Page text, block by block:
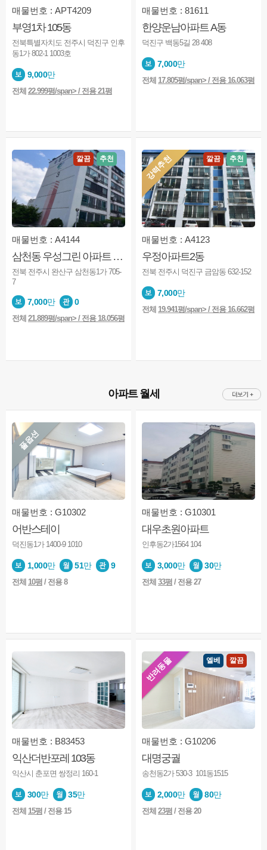
매물번호 : APT4209
부영1차 105동
전북특별자치도 전주시 덕진구 인후
동1가 802-1 1003호
9,000만
전체 22.999평/span> / 전용 21평
매물번호 : 81611
한양운남아파트 A동
덕진구 백동5길 28 408
7,000만
전체 17.805평/span> / 전용 16.063평
깔끔 추천
매물번호 : A4144
삼천동 우성그린 아파트 1동
전북 전주시 완산구 삼천동1가 705-
7
7,000만 0
전체 21.889평/span> / 전용 18.056평
강력추천 깔끔 추천
매물번호 : A4123
우정아파트2동
전북 전주시 덕진구 금암동 632-152
7,000만
전체 19.941평/span> / 전용 16.662평
아파트 월세
풀옵션
매물번호 : G10302
어반스테이
덕진동1가 1400-9 1010
1,000만 51만 9
전체 10평 / 전용 8
매물번호 : G10301
대우초원아파트
인후동2가1564 104
3,000만 30만
전체33평 / 전용 27
매물번호 : B83453
익산더반포레 103동
익산시 춘포면 쌍정리 160-1
300만 35만
전체 15평 / 전용 15
반려동물 엘베 깔끔
매물번호 : G10206
대명궁궐
송천동2가 530-3 101동1515
2,000만 80만
전체23평 / 전용 20